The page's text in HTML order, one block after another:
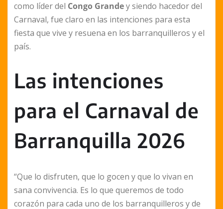
como líder del Congo Grandey siendo hacedor del
Carnaval, fue claro en las intenciones para esta
fiesta que vive y resuena en los barranquilleros y el
país.
Las intenciones
para el Carnaval de
Barranquilla 2026
“Que lo disfruten, que lo gocen y que lo vivan en
sana convivencia. Es lo que queremos de todo
corazón para cada uno de los barranquilleros y de